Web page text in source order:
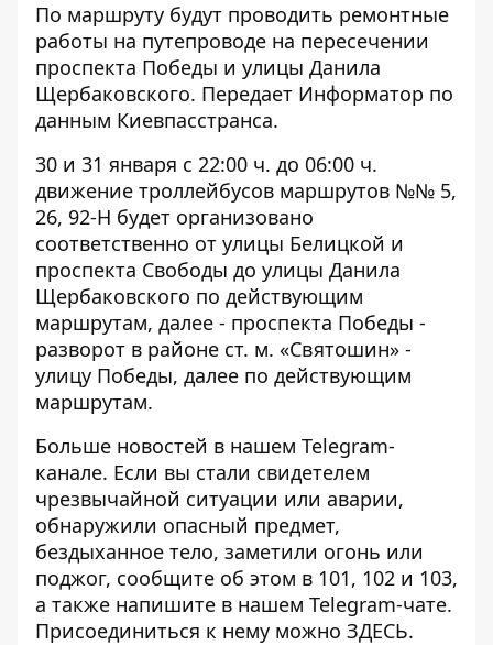
По маршруту будут проводить ремонтные
работы на путепроводе на пересечении
проспекта Победы и улицы Данила
Щербаковского. Передает Информатор по
данным Киевпасстранса.
30 и 31 января с 22:00 ч. до 06:00 ч.
движение троллейбусов маршрутов №№ 5,
26, 92-Н будет организовано
соответственно от улицы Белицкой и
проспекта Свободы до улицы Данила
Щербаковского по действующим
маршрутам, далее - проспекта Победы -
разворот в районе ст. м. «Святошин» -
улицу Победы, далее по действующим
маршрутам.
Больше новостей в нашем Telegram-
канале. Если вы стали свидетелем
чрезвычайной ситуации или аварии,
обнаружили опасный предмет,
бездыханное тело, заметили огонь или
поджог, сообщите об этом в 101, 102 и 103,
а также напишите в нашем Telegram-чате.
Присоединиться к нему можно ЗДЕСЬ.